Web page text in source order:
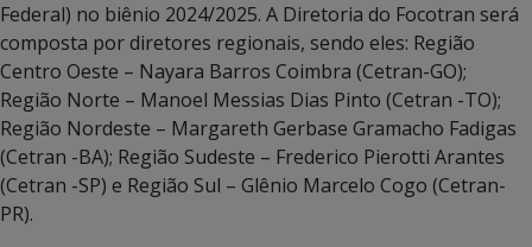
Federal) no biênio 2024/2025. A Diretoria do Focotran será
composta por diretores regionais, sendo eles: Região
Centro Oeste – Nayara Barros Coimbra (Cetran-GO);
Região Norte – Manoel Messias Dias Pinto (Cetran -TO);
Região Nordeste – Margareth Gerbase Gramacho Fadigas
(Cetran -BA); Região Sudeste – Frederico Pierotti Arantes
(Cetran -SP) e Região Sul – Glênio Marcelo Cogo (Cetran-
PR).